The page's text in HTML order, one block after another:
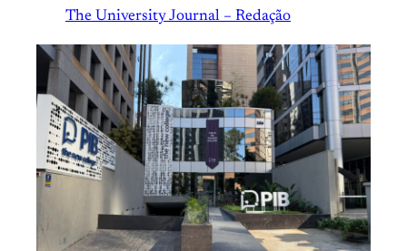
The University Journal – Redação